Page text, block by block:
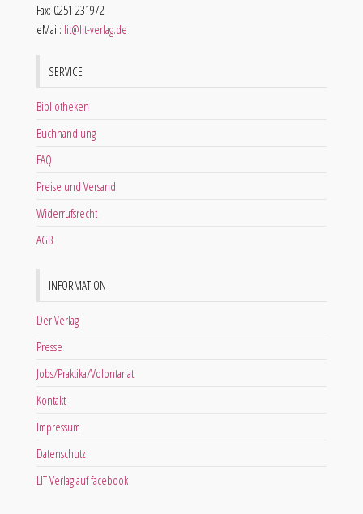
Fax: 0251 231972
eMail: lit@lit-verlag.de
SERVICE
Bibliotheken
Buchhandlung
FAQ
Preise und Versand
Widerrufsrecht
AGB
INFORMATION
Der Verlag
Presse
Jobs/Praktika/Volontariat
Kontakt
Impressum
Datenschutz
LIT Verlag auf facebook